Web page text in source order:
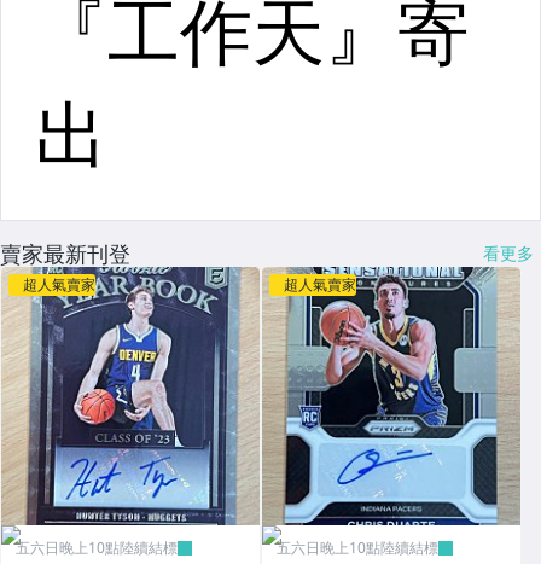
賣家最新刊登 看更多
超人氣賣家
五六日晚上10點陸續結標
超人氣賣家
五六日晚上10點陸續結標